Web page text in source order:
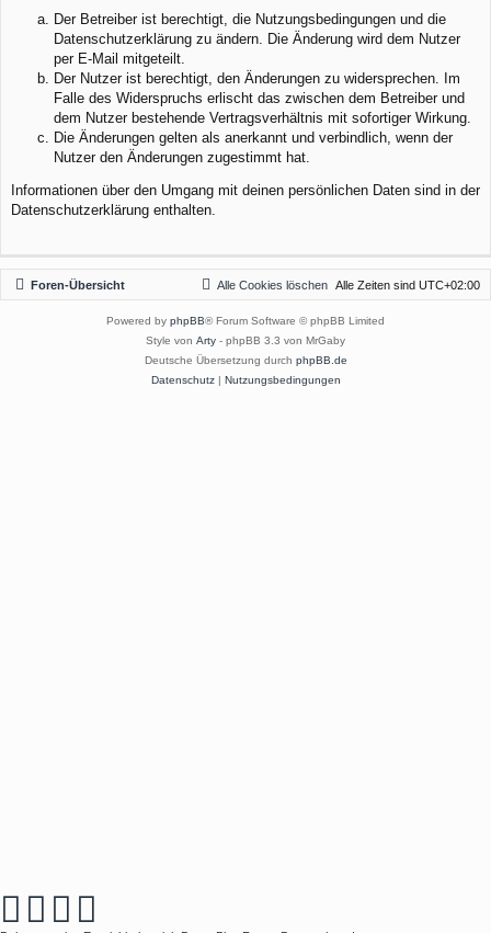
Der Betreiber ist berechtigt, die Nutzungsbedingungen und die
Datenschutzerklärung zu ändern. Die Änderung wird dem Nutzer
per E-Mail mitgeteilt.
Der Nutzer ist berechtigt, den Änderungen zu widersprechen. Im
Falle des Widerspruchs erlischt das zwischen dem Betreiber und
dem Nutzer bestehende Vertragsverhältnis mit sofortiger Wirkung.
Die Änderungen gelten als anerkannt und verbindlich, wenn der
Nutzer den Änderungen zugestimmt hat.
Informationen über den Umgang mit deinen persönlichen Daten sind in der
Datenschutzerklärung enthalten.
Foren-Übersicht Alle Zeiten sind UTC+02:00
Alle Cookies löschen
Powered by phpBB® Forum Software © phpBB Limited
Style von Arty - phpBB 3.3 von MrGaby
Deutsche Übersetzung durch phpBB.de
Datenschutz| Nutzungsbedingungen